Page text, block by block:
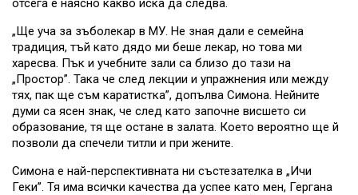
отсега е наясно какво иска да следва.
„Ще уча за зъболекар в МУ. Не зная дали е семейна
традиция, тъй като дядо ми беше лекар, но това ми
харесва. Пък и учебните зали са близо до тази на
„Простор”. Така че след лекции и упражнения или между
тях, пак ще съм каратистка”, допълва Симона. Нейните
думи са ясен знак, че след като започне висшето си
образование, тя ще остане в залата. Което вероятно ще й
позволи да спечели титли и при жените.
Симона е най-перспективната ни състезателка в „Ичи
Геки”. Тя има всички качества да успее като мен, Гергана